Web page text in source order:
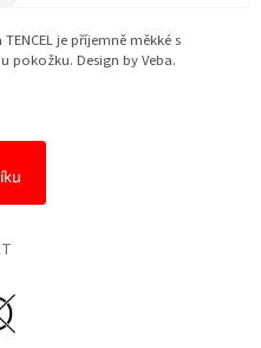
je příjemně měkké s
Design by Veba.